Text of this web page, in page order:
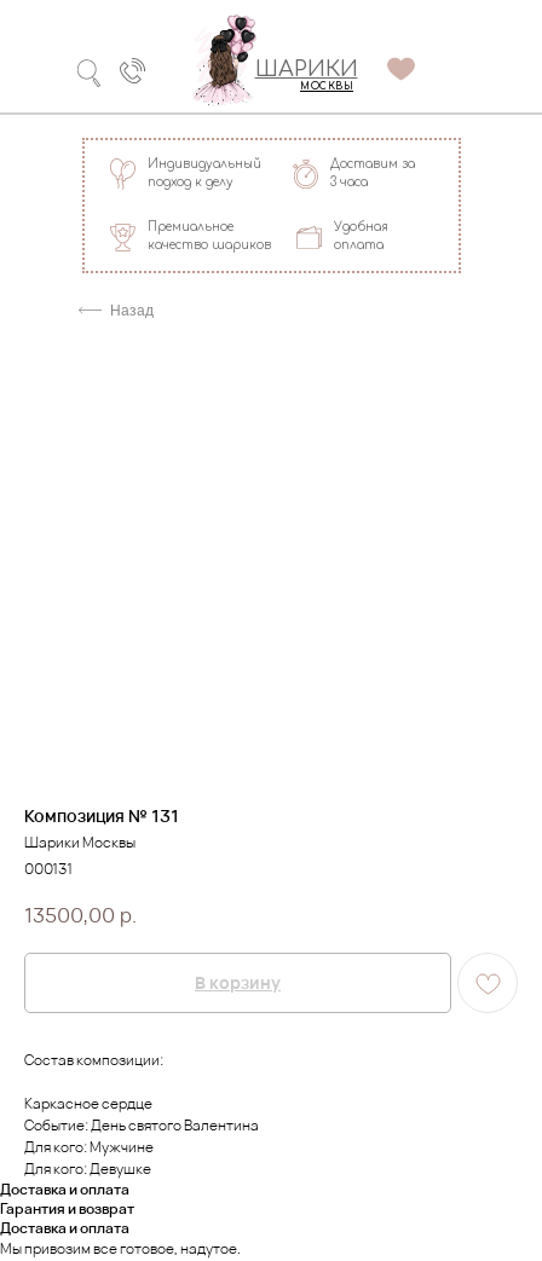
ШАРИКИ
МОСКВЫ
=
Премиальное
качество шариков
Доставим за
3 часа
Индивидуальный
подход к делу
долгого полета
Удобная
оплата
Назад
Композиция № 131
Шарики Москвы
000131
13500,00 р.
В корзину
Состав композиции:
Каркасное сердце
Событие: День святого Валентина
Для кого: Мужчине
Для кого: Девушке
Доставка и оплата
Гарантия и возврат
Доставка и оплата
Мы привозим все готовое, надутое.